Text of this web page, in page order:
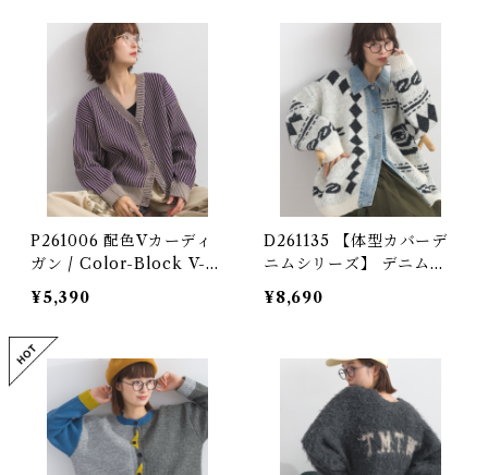
go Crewneck Cardigan
(残りわずか)
P261006 配色Vカーディ
ガン / Color-Block V-N
eck Cardigan (残りわず
か)
¥5,390
D261135 【体型カバーデ
ニムシリーズ】 デニム切
り替えカウチン風カーディ
ガン / Denim-Panel Co
(残りわずか)
¥8,690